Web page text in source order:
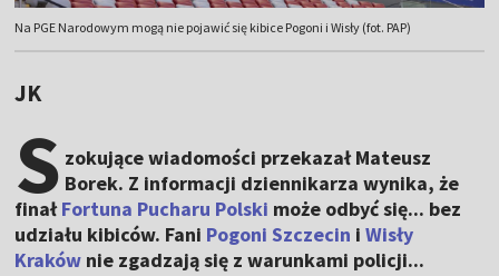
Na PGE Narodowym mogą nie pojawić się kibice Pogoni i Wisły (fot. PAP)
JK
S zokujące wiadomości przekazał Mateusz
Borek. Z informacji dziennikarza wynika, że
finałFortuna Pucharu Polski może odbyć się... bez
udziału kibiców. Fani Pogoni Szczecin iWisły
Kraków nie zgadzają się z warunkami policji...